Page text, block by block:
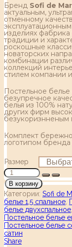
Бренд Sofi de
актуальным,
отменному
изделиях
традиции и
роскошные
новаторских
комбинации
коллекций
стилем компании
Постельное
безупречное
белья из 100%
других фирм
Комплект
логотипом
Размер
В корзину
Категории: Sofi de
белье 1,5 спальное
белье двухспальное
Постельное белье
Постельное белье
сатин
Share